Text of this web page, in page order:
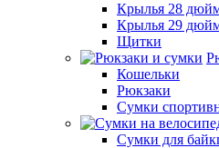
Крылья 28
Крылья 29
Щитки
Кошельки
Рюкзаки
Сумки
Сумки для